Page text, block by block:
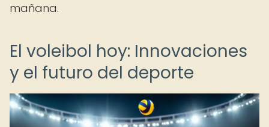
mañana.
El voleibol hoy: Innovaciones
y el futuro del deporte